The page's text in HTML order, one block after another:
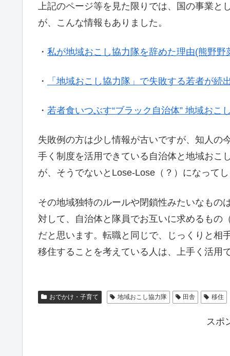
上記のページ等を見た限りでは、国の事業
が、こんな情報もありました。
・ 私が地域おこし協力隊を辞めた理由(熊野野
・ 「地域おこし協力隊」で失敗する若者が続
・ 若者食いつぶす“ブラック自治体” 地域おこ
失敗例の方は少し情報が古いですが、知人の
手く制度を活用できている自治体と地域おこ
が、そうでないとLose-Lose（？）になって
その地域独特のルールや閉鎖性みたいなもの
対して、自治体と隊員でお互いに求めるもの
だと思います。転職と同じで、じっくりと相
移住することを考えている人は、上手く活用
おでかけ・子育て 地域おこし協力隊 田舎 移住
スポ